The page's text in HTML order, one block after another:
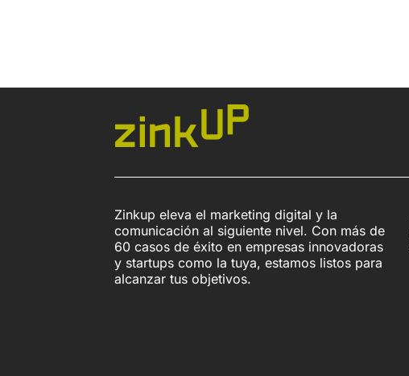
Zinkup eleva el marketing digital y la
comunicación al siguiente nivel. Con más de
60 casos de éxito en empresas innovadoras
y startups como la tuya, estamos listos para
alcanzar tus objetivos.